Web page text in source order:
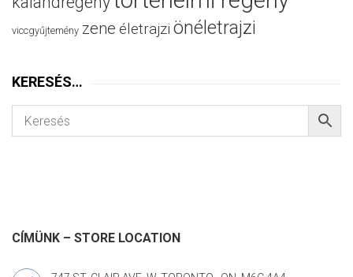
viccgyűjtemény zene életrajzi önéletrajzi
KERESÉS…
CÍMÜNK – STORE LOCATION